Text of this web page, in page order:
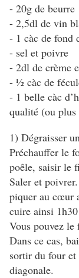
- 20g de beurre
- 2,5dl de vin
- 1 càc de fond
- sel et poivre
- 2dl de crème
- ½ càc de
- 1 belle càc
qualité (ou plus
1) Dégraisser
Préchauffer le
poêle, saisir le
Saler et
piquer au cœur
cuire ainsi
Vous pouvez le
Dans ce cas,
sortir du four et
diagonale.